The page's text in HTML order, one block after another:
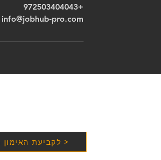
+972503404043
info@jobhub-pro.com
לקביעת